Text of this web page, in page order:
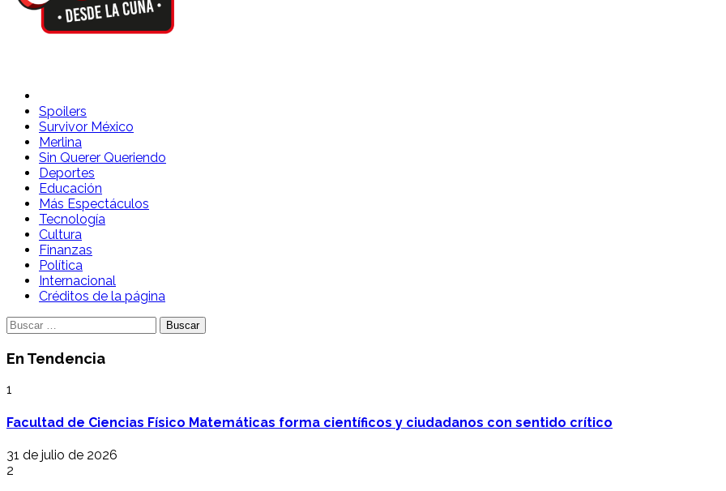
Spoilers Desde la Cuna
Sitio con información sobre series, película, reality shows y telenovelas
Spoilers
Survivor México
Merlina
Sin Querer Queriendo
Deportes
Educación
Más Espectáculos
Tecnología
Cultura
Finanzas
Política
Internacional
Créditos de la página
Buscar:
En Tendencia
1
Facultad de Ciencias Físico Matemáticas forma científicos y ciudadanos con sentido crítico
31 de julio de 2026
2